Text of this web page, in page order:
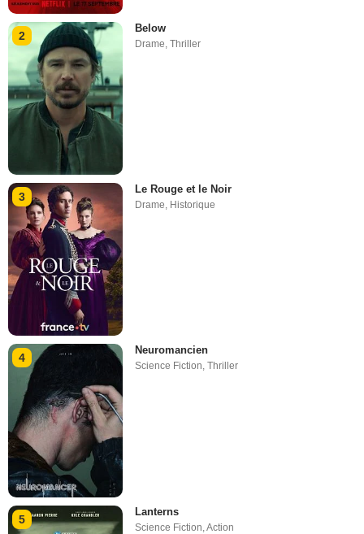
2
Below
Drame ,Thriller
3
Le Rouge et le Noir
Drame, Historique
4
Neuromancien
Science Fiction,Thriller
5
Lanterns
Science Fiction ,Action